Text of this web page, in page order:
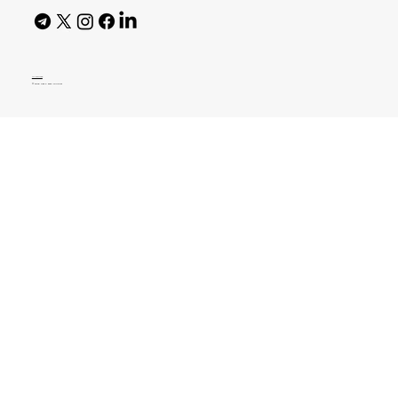
AI Policy
© 2026 High Bar Journal